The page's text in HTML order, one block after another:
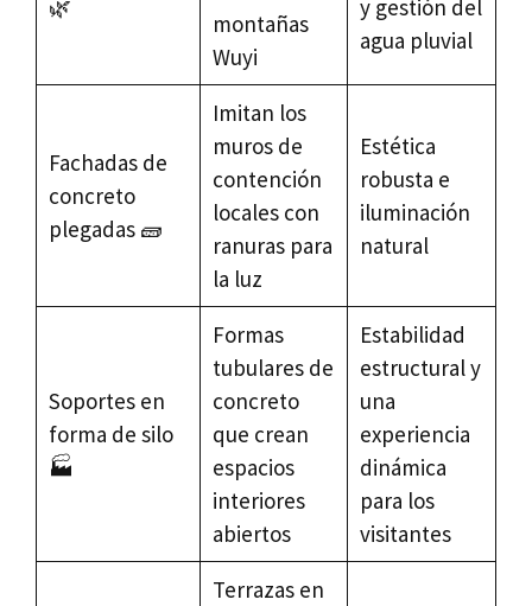
🌿
montañas
Wuyi
y gestión del
agua pluvial
Fachadas de
concreto
plegadas 🧱
Imitan los
muros de
contención
locales con
ranuras para
la luz
Estética
robusta e
iluminación
natural
Soportes en
forma de silo
🏭
Formas
tubulares de
concreto
que crean
espacios
interiores
abiertos
Estabilidad
estructural y
una
experiencia
dinámica
para los
visitantes
Terrazas en